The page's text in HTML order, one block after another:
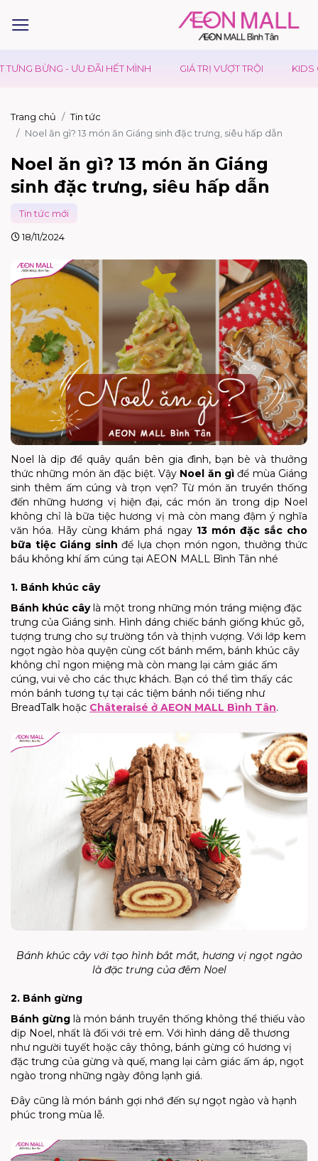
HẾT MÌNH GIÁ TRỊ VƯỢT TRỘI KIDS CLUB - NGÀY HỘI
Trang chủ
Tin tức
Noel ăn gì? 13 món ăn Giáng sinh đặc trưng, siêu hấp dẫn
Noel ăn gì? 13 món ăn Giáng
sinh đặc trưng, siêu hấp dẫn
Tin tức mới
18/11/2024
Noel là dịp để quây quần bên gia đình, bạn bè và thưởng
thức những món ăn đặc biệt. Vậy Noel ăn gìđể mùa Giáng
sinh thêm ấm cúng và trọn vẹn? Từ món ăn truyền thống
đến những hương vị hiện đại, các món ăn trong dịp Noel
không chỉ là bữa tiệc hương vị mà còn mang đậm ý nghĩa
văn hóa. Hãy cùng khám phá ngay 13 món đặc sắc cho
bữa tiệc Giáng sinh để lựa chọn món ngon, thưởng thức
bầu không khí ấm cúng tại AEON MALL Bình Tân nhé
1. Bánh khúc cây
Bánh khúc câylà một trong những món tráng miệng đặc
trưng của Giáng sinh. Hình dáng chiếc bánh giống khúc gỗ,
tượng trưng cho sự trường tồn và thịnh vượng. Với lớp kem
ngọt ngào hòa quyện cùng cốt bánh mềm, bánh khúc cây
không chỉ ngon miệng mà còn mang lại cảm giác ấm
cúng, vui vẻ cho các thực khách. Bạn có thể tìm thấy các
món bánh tương tự tại các tiệm bánh nổi tiếng như
BreadTalk hoặc Châteraisé ở AEON MALL Bình Tân.
Bánh khúc cây với tạo hình bắt mắt, hương vị ngọt ngào
là đặc trưng của đêm Noel
2. Bánh gừng
Bánh gừng là món bánh truyền thống không thể thiếu vào
dịp Noel, nhất là đối với trẻ em. Với hình dáng dễ thương
như người tuyết hoặc cây thông, bánh gừng có hương vị
đặc trưng của gừng và quế, mang lại cảm giác ấm áp, ngọt
ngào trong những ngày đông lạnh giá.
Đây cũng là món bánh gợi nhớ đến sự ngọt ngào và hạnh
phúc trong mùa lễ.